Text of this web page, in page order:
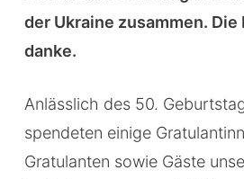
der Ukraine zusammen. Die
danke.
Anlässlich des 50.
spendeten einige
Gratulanten sowie Gäste